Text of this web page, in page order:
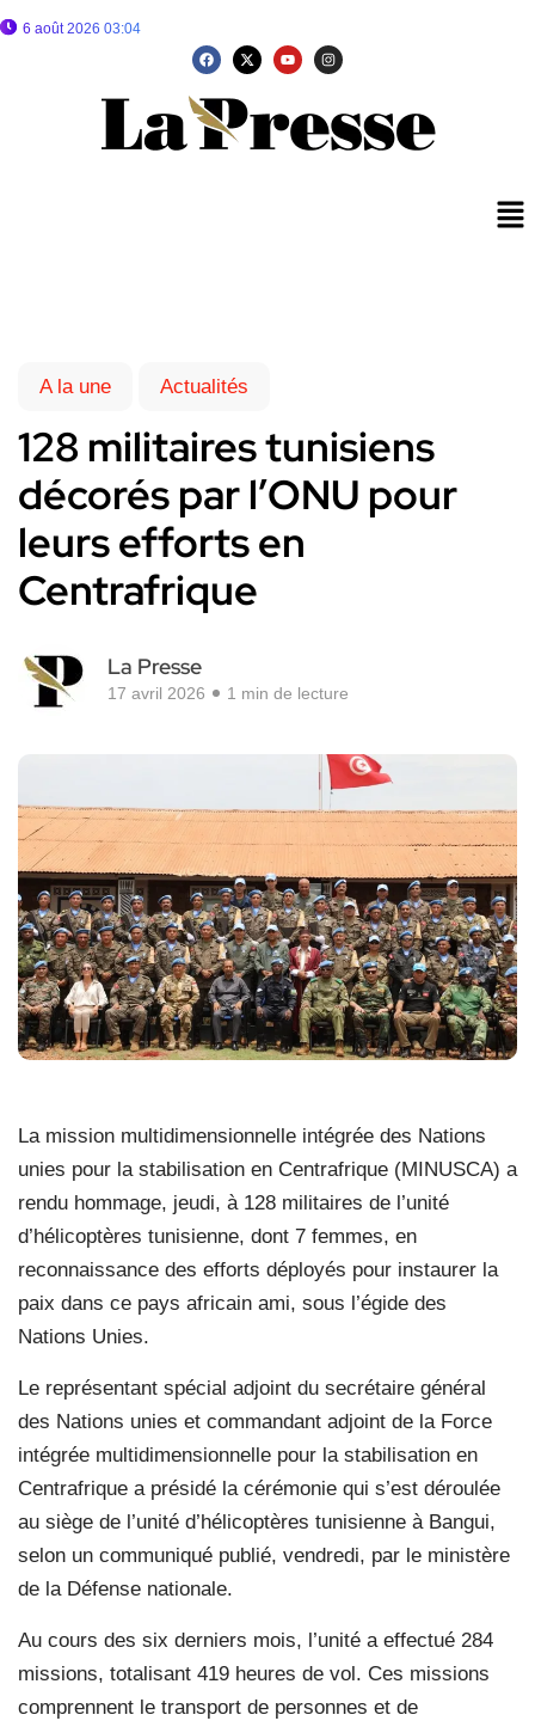
6 août 2026 03:04
A la une Actualités
128 militaires tunisiens
décorés par l’ONU pour
leurs efforts en
Centrafrique
La Presse
17 avril 2026 1 min de lecture
La mission multidimensionnelle intégrée des Nations
unies pour la stabilisation en Centrafrique (MINUSCA) a
rendu hommage, jeudi, à 128 militaires de l’unité
d’hélicoptères tunisienne, dont 7 femmes, en
reconnaissance des efforts déployés pour instaurer la
paix dans ce pays africain ami, sous l’égide des
Nations Unies.
Le représentant spécial adjoint du secrétaire général
des Nations unies et commandant adjoint de la Force
intégrée multidimensionnelle pour la stabilisation en
Centrafrique a présidé la cérémonie qui s’est déroulée
au siège de l’unité d’hélicoptères tunisienne à Bangui,
selon un communiqué publié, vendredi, par le ministère
de la Défense nationale.
Au cours des six derniers mois, l’unité a effectué 284
missions, totalisant 419 heures de vol. Ces missions
comprennent le transport de personnes et de